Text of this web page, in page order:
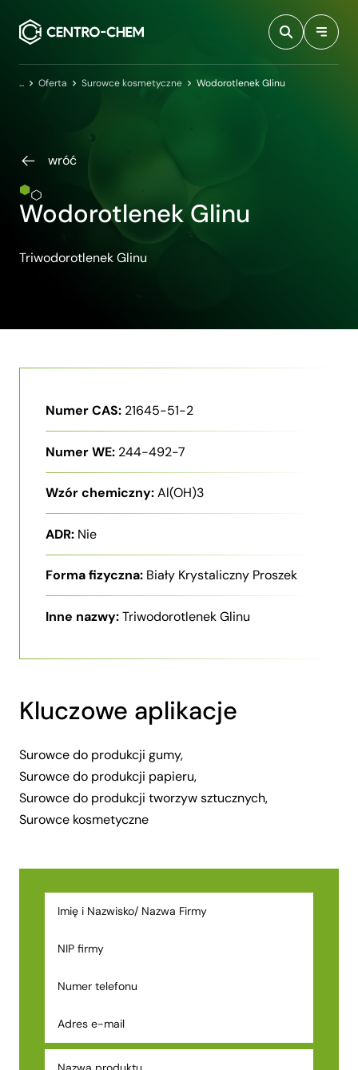
Centro-Chem
Oferta Surowce kosmetyczne Wodorotlenek Glinu
wróć
Wodorotlenek Glinu
Triwodorotlenek Glinu
Numer CAS: 21645-51-2
Numer WE: 244-492-7
Wzór chemiczny:Al(OH)3
ADR: Nie
Forma fizyczna: Biały Krystaliczny Proszek
Inne nazwy:Triwodorotlenek Glinu
Kluczowe aplikacje
Surowce do produkcji gumy,
Surowce do produkcji papieru,
Surowce do produkcji tworzyw sztucznych,
Surowce kosmetyczne